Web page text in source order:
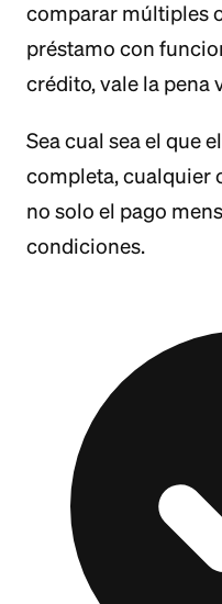
comparar múltiples
préstamo con
crédito, vale la pena
Sea cual sea el que
completa, cualquier
no solo el pago
condiciones.